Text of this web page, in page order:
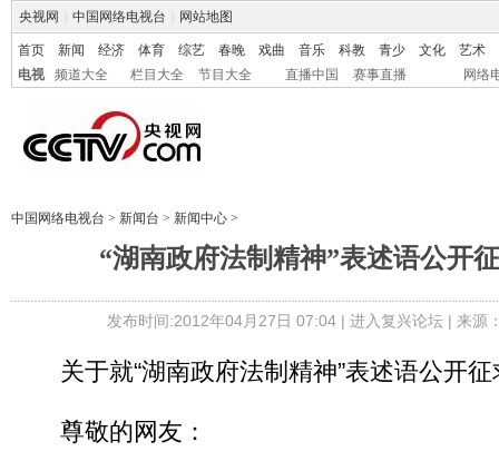
央视网 中国网络电视台 网站地图
首页 新闻 经济 体育 综艺 春晚 戏曲 音乐 科教 青少 文化
艺术
电视
频道大全 栏目大全 节目大全 直播中国 赛事直播 网络
中国网络电视台 > 新闻台 > 新闻中心 >
“湖南政府法制精神”表述语公开
发布时间:2012年04月27日 07:04 | 进入复兴论坛| 来源
关于就“湖南政府法制精神”表述语公开征
尊敬的网友：